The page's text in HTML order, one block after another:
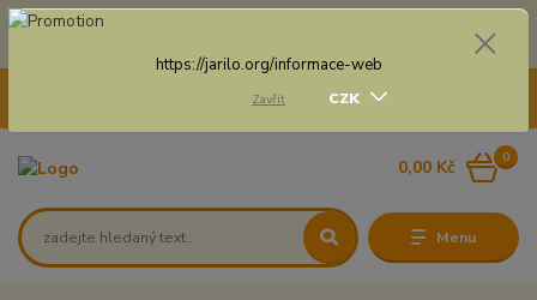
Doprava zdarma na některé druhy dopravy při nákupu
Menu
CZK
0
0,00 Kč
https://jarilo.org/informace-web
Zavřít